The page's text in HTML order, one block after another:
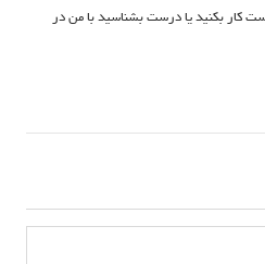
کار بکنید یا درست بشناسید با من در